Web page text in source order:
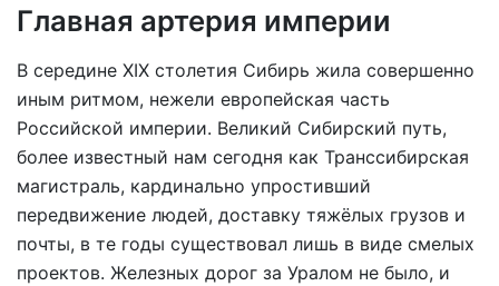
Главная артерия империи
В середине ХIХ столетия Сибирь жила совершенно
иным ритмом, нежели европейская часть
Российской империи. Великий Сибирский путь,
более известный нам сегодня как Транссибирская
магистраль, кардинально упростивший
передвижение людей, доставку тяжёлых грузов и
почты, в те годы существовал лишь в виде смелых
проектов. Железных дорог за Уралом не было, и